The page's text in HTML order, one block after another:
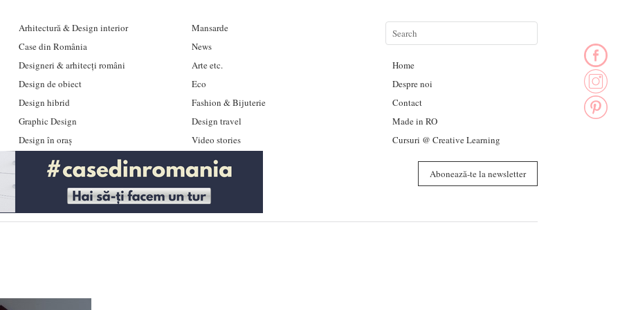
Arhitectură & Design interior
Case din România
Designeri & arhitecți români
Design de obiect
Design hibrid
Graphic Design
Design în oraș
Mansarde
News
Arte etc.
Eco
Fashion & Bijuterie
Design travel
Video stories
Home
Despre noi
Contact
Made in RO
Cursuri @ Creative Learning
Abonează-te la newsletter